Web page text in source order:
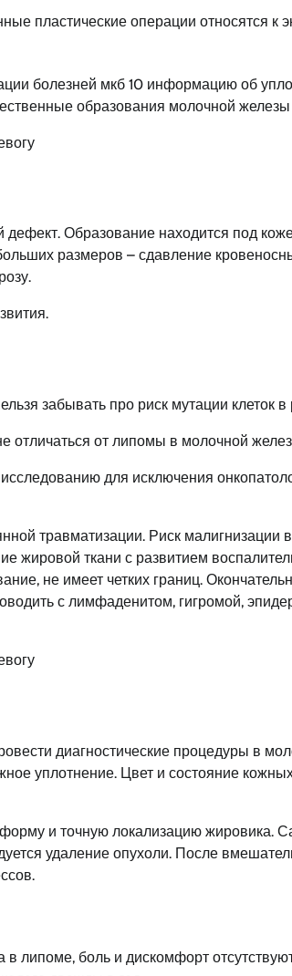
пластические операции относятся к
болезней мкб 10 информацию об
образования молочной железы
Образование находится под
размеров – сдавление
забывать про риск мутации клеток в
отличаться от липомы в молочной
для исключения
травматизации. Риск малигнизации
жировой ткани с развитием
не имеет четких границ.
с лимфаденитом, гигромой,
диагностические процедуры в
уплотнение. Цвет и состояние
и точную локализацию жировика.
удаление опухоли. После
липоме, боль и дискомфорт